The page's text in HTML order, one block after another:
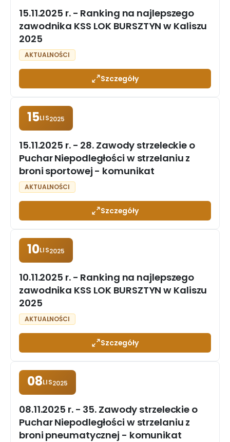
15.11.2025 r. - Ranking na najlepszego
zawodnika KSS LOK BURSZTYN w Kaliszu
2025
AKTUALNOŚCI
Szczegóły
15LIS2025
15.11.2025 r. - 28. Zawody strzeleckie o
Puchar Niepodległości w strzelaniu z
broni sportowej - komunikat
AKTUALNOŚCI
Szczegóły
10LIS2025
10.11.2025 r. - Ranking na najlepszego
zawodnika KSS LOK BURSZTYN w Kaliszu
2025
AKTUALNOŚCI
Szczegóły
08LIS2025
08.11.2025 r. - 35. Zawody strzeleckie o
Puchar Niepodległości w strzelaniu z
broni pneumatycznej - komunikat